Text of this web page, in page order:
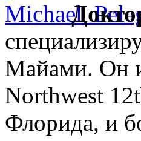
Майами. Он
Northwest
Флорида, и